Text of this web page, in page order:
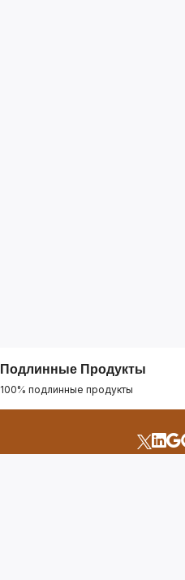
Подлинные Продукты
100% подлинные продукты